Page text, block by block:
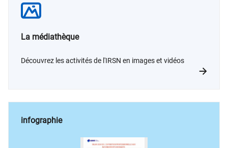
La médiathèque
Découvrez les activités de l'IRSN en images et vidéos
infographie